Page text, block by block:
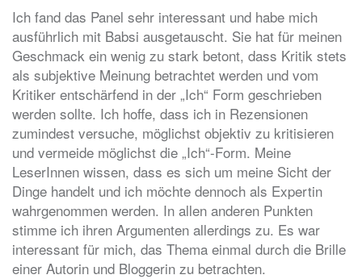
Ich fand das Panel sehr interessant und habe mich
ausführlich mit Babsi ausgetauscht. Sie hat für meinen
Geschmack ein wenig zu stark betont, dass Kritik stets
als subjektive Meinung betrachtet werden und vom
Kritiker entschärfend in der „Ich“ Form geschrieben
werden sollte. Ich hoffe, dass ich in Rezensionen
zumindest versuche, möglichst objektiv zu kritisieren
und vermeide möglichst die „Ich“-Form. Meine
LeserInnen wissen, dass es sich um meine Sicht der
Dinge handelt und ich möchte dennoch als Expertin
wahrgenommen werden. In allen anderen Punkten
stimme ich ihren Argumenten allerdings zu. Es war
interessant für mich, das Thema einmal durch die Brille
einer Autorin und Bloggerin zu betrachten.